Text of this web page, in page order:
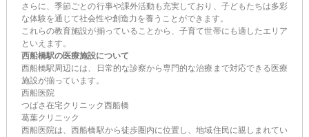
さらに、季節ごとの行事や課外活動も充実しており、子どもたちは多彩
な体験を通じて社会性や創造力を養うことができます。
これらの教育施設が揃っていることから、子育て世帯にも適したエリア
といえます。
西船橋駅の医療施設について
西船橋駅周辺には、日常的な診察から専門的な治療まで対応できる医療
施設が揃っています。
西船医院
つばさ在宅クリニック西船橋
葛葉クリニック
西船医院は、西船橋駅から徒歩圏内に位置し、地域住民に親しまれてい